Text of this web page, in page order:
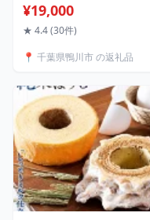
サク [0019-0010]／マグロ
まぐろ 鮪 刺身 寿司 中トロ
ード 魚
¥19,000
★ 4.4 (30件)
📍 千葉県鴨川市 の返礼品